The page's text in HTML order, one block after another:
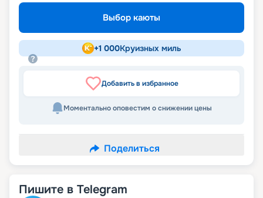
Выбор каюты
+1 000Круизных миль
Добавить в избранное
Моментально оповестим о снижении цены
Поделиться
Пишите в Telegram